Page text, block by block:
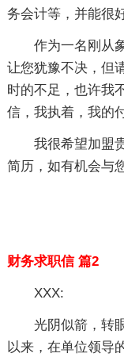
务会计等，并能很
作为一名刚从
让您犹豫不决，但
时的不足，也许我
信，我执着，我的
我很希望加盟
简历，如有机会与
财务求职信 篇2
XXX:
光阴似箭，转
以来，在单位领导